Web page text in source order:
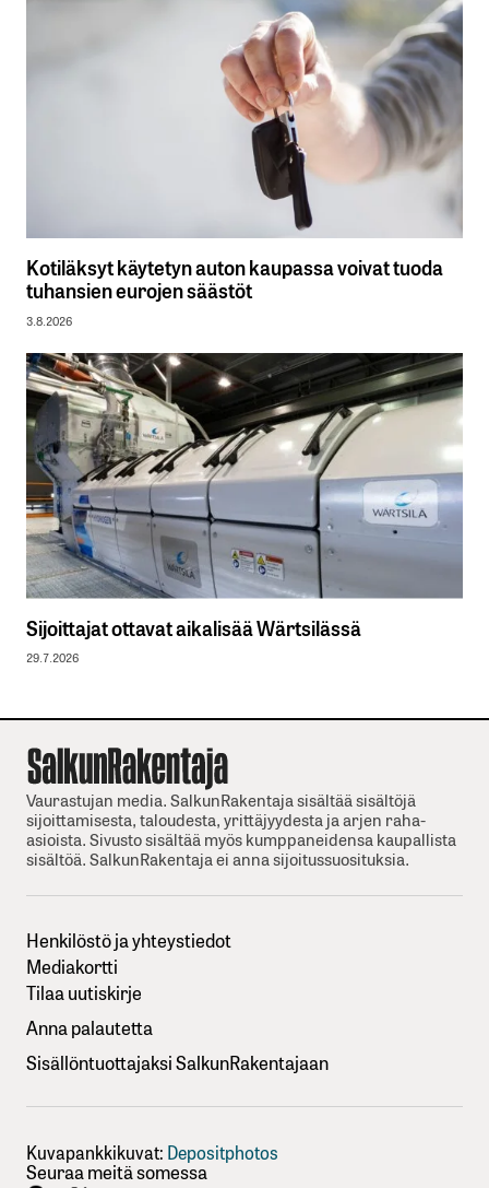
Kotiläksyt käytetyn auton kaupassa voivat tuoda
tuhansien eurojen säästöt
3.8.2026
Sijoittajat ottavat aikalisää Wärtsilässä
29.7.2026
Vaurastujan media. SalkunRakentaja sisältää sisältöjä
sijoittamisesta, taloudesta, yrittäjyydesta ja arjen raha-
asioista. Sivusto sisältää myös kumppaneidensa kaupallista
sisältöä. SalkunRakentaja ei anna sijoitussuosituksia.
Henkilöstö ja yhteystiedot
Mediakortti
Tilaa uutiskirje
Anna palautetta
Sisällöntuottajaksi SalkunRakentajaan
Kuvapankkikuvat: Depositphotos
Seuraa meitä somessa